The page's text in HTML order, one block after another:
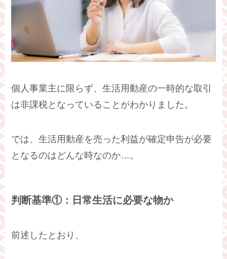
個人事業主に限らず、生活用動産の一時的な取引
は非課税となっていることがわかりました。
では、生活用動産を売った利益が確定申告が必要
となるのはどんな時なのか…。
判断基準①：日常生活に必要な物か
前述したとおり、